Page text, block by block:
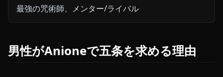
最強の咒術師、メンター/ライバル
男性がAnioneで五条を求める理由